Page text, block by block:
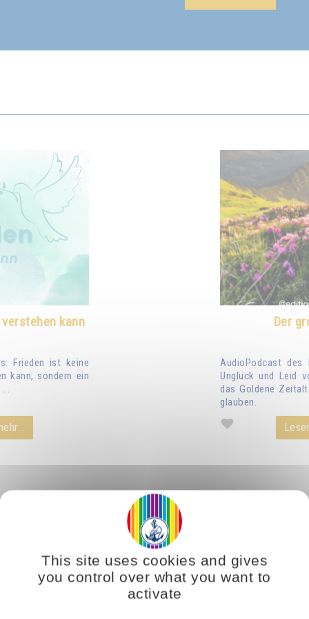
kann
Frieden ist keine
kann, sondern ein
Der
AudioPodcast
Unglück und Leid
das Goldene
glauben.
This site uses cookies and gives
you control over what you want to
activate